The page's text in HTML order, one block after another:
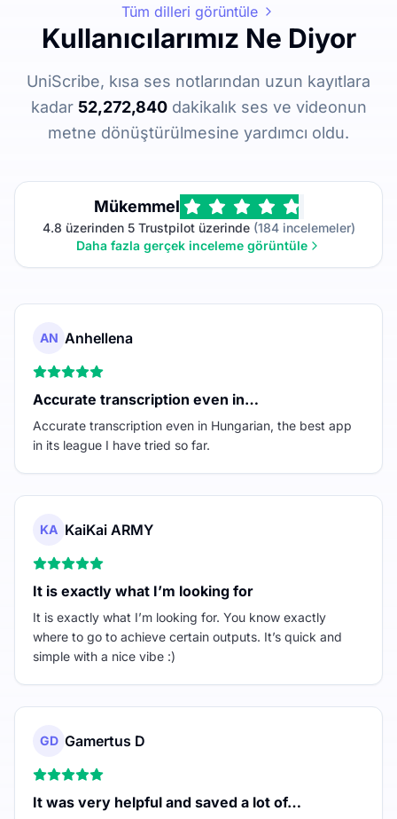
Tüm dilleri görüntüle
Kullanıcılarımız Ne Diyor
UniScribe, kısa ses notlarından uzun kayıtlara
kadar 52,272,840dakikalık ses ve videonun
metne dönüştürülmesine yardımcı oldu.
Mükemmel
4.8 üzerinden 5 Trustpilot üzerinde(184 incelemeler)
Daha fazla gerçek inceleme görüntüle
AN Anhellena
Accurate transcription even in…
Accurate transcription even in Hungarian, the best app
in its league I have tried so far.
KA KaiKai ARMY
It is exactly what I’m looking for
It is exactly what I’m looking for. You know exactly
where to go to achieve certain outputs. It’s quick and
simple with a nice vibe :)
GD Gamertus D
It was very helpful and saved a lot of…